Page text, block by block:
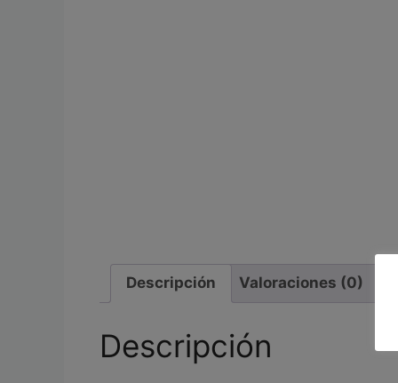
Descripción Valoraciones (0)
Descripción